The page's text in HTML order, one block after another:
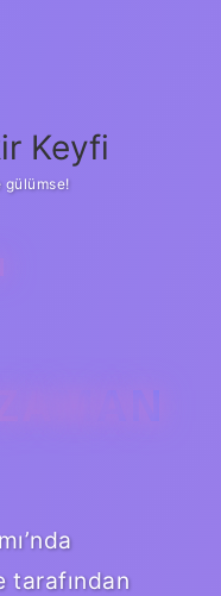
Keyfi
tarafından